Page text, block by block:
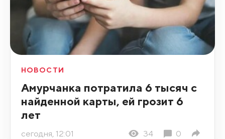
НОВОСТИ
Амурчанка потратила 6 тысяч с
найденной карты, ей грозит 6
лет
сегодня, 12:01 34 0